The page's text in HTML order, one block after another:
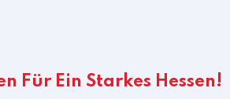
Für Ein Starkes Hessen!